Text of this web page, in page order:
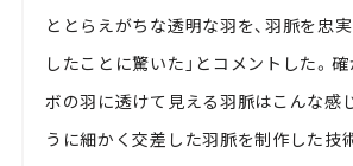
ととらえがちな透明な羽を、羽脈を忠
したことに驚いた」とコメントした。
ボの羽に透けて見える羽脈はこんな感
うに細かく交差した羽脈を制作した技